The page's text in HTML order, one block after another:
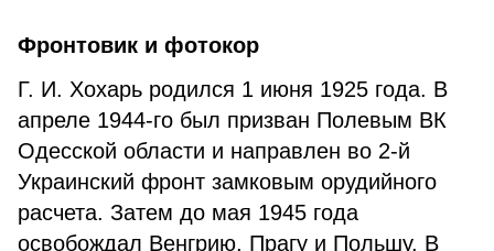
Фронтовик и фотокор
Г. И. Хохарь родился 1 июня 1925 года. В
апреле 1944-го был призван Полевым ВК
Одесской области и направлен во 2-й
Украинский фронт замковым орудийного
расчета. Затем до мая 1945 года
освобождал Венгрию, Прагу и Польшу. В